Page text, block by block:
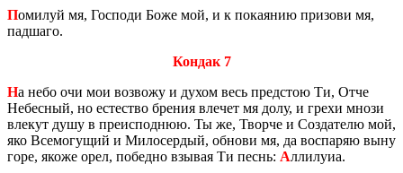
Поми­луй мя, Гос­по­ди Боже мой, и к по­ка­я­нию при­зо­ви мя,
пад­ша­го.
Кондак 7
На небо очи мои воз­во­жу и духом весь пред­стою Ти, Отче
Небес­ный, но есте­ство бре­ния вле­чет мя долу, и грехи мнози
вле­кут душу в пре­ис­под­нюю. Ты же, Твор­че и Со­зда­те­лю мой,
яко Все­мо­гу­щий и Ми­ло­сер­дый, об­но­ви мя, да вос­па­ряю выну
горе, якоже орел, по­бед­но взы­вая Ти песнь: Алли­лу­иа.